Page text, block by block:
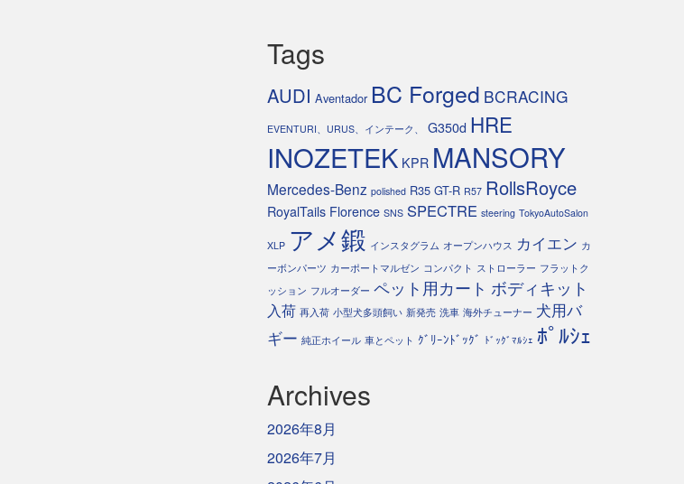
Tags
AUDI Aventador BC Forged BCRACING
EVENTURI、URUS、インテーク、 G350d HRE
INOZETEK KPR MANSORY
Mercedes-Benz polished R35 GT-R R57 RollsRoyce
RoyalTails Florence SNS SPECTRE steering TokyoAutoSalon
XLP アメ鍛 インスタグラム オープンハウス カイエン カ
ーボンパーツ カーポートマルゼン コンパクト ストローラー フラットク
ッション フルオーダー ペット用カート ボディキット
入荷 再入荷 小型犬多頭飼い 新発売 洗車 海外チューナー 犬用バ
ギー 純正ホイール 車とペット ｸﾞﾘｰﾝﾄﾞｯｸﾞ ﾄﾞｯｸﾞﾏﾙｼｪ ﾎﾟﾙｼｪ
Archives
2026年8月
2026年7月